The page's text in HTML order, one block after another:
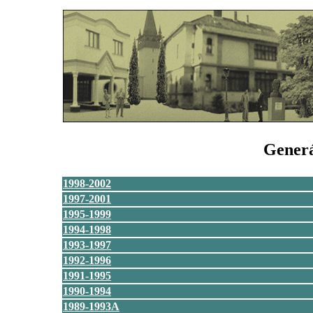
1998-2002
1997-2001
1995-1999
1994-1998
1993-1997
1992-1996
1991-1995
1990-1994
1989-1993A